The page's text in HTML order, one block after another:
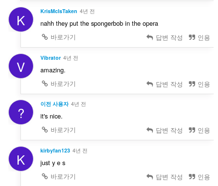
K KrisMcIsTaken 4년 전
nahh they put the spongerbob in the opera
바로가기
답변 작성 인용
V Vibrator 4년 전
amazing.
바로가기
답변 작성 인용
? 이전 사용자 4년 전
it's nice.
바로가기
답변 작성 인용
K kirbyfan123 4년 전
just y e s
바로가기
답변 작성 인용